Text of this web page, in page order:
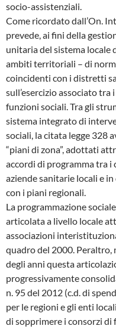
socio-assistenziali.
Come ricordato dall’On.
prevede, ai fini della
unitaria del sistema locale
ambiti territoriali – di
coincidenti con i distretti
sull’esercizio associato tra
funzioni sociali. Tra gli
sistema integrato di
sociali, la citata legge 328
“piani di zona”, adottati
accordi di programma tra i
aziende sanitarie locali e in
con i piani regionali.
La programmazione
articolata a livello locale
associazioni
quadro del 2000. Peraltro,
degli anni questa
progressivamente
n. 95 del 2012 (c.d. di
per le regioni e gli enti locali
di sopprimere i consorzi